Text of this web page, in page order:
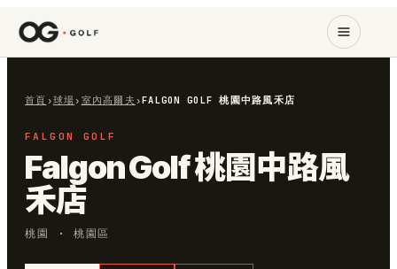
首頁 ›球場› 室內高爾夫 ›FALGON GOLF 桃園中路風禾店
FALGON GOLF
Falgon Golf 桃園中路風
禾店
桃園 · 桃園區